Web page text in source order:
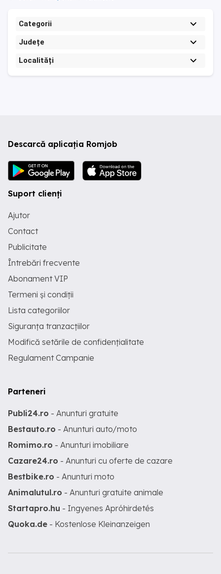
Categorii
Județe
Localități
Descarcă aplicația Romjob
Suport clienți
Ajutor
Contact
Publicitate
Întrebări frecvente
Abonament VIP
Termeni și condiții
Lista categoriilor
Siguranța tranzacțiilor
Modifică setările de confidențialitate
Regulament Campanie
Parteneri
Publi24.ro - Anunturi gratuite
Bestauto.ro - Anunturi auto/moto
Romimo.ro - Anunturi imobiliare
Cazare24.ro - Anunturi cu oferte de cazare
Bestbike.ro - Anunturi moto
Animalutul.ro - Anunturi gratuite animale
Startapro.hu - Ingyenes Apróhirdetés
Quoka.de - Kostenlose Kleinanzeigen